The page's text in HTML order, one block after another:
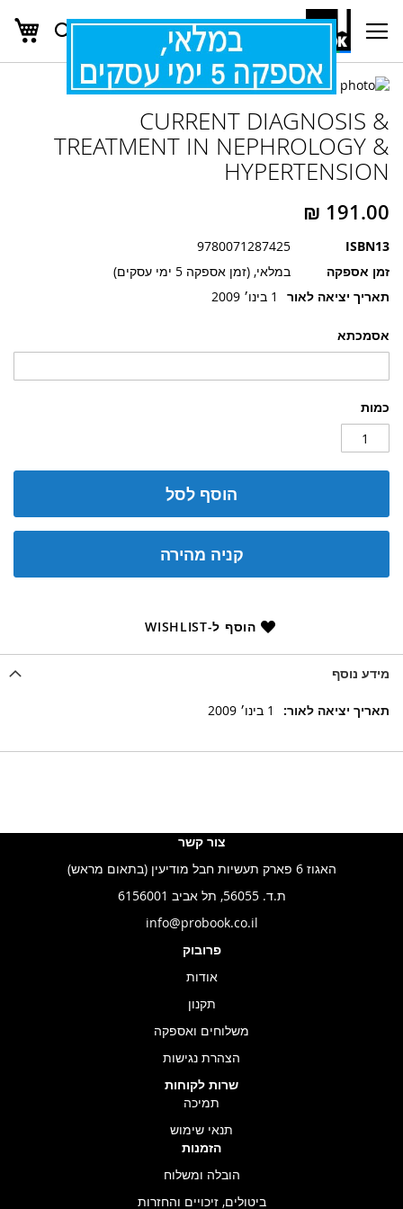
Skip
Content
חפש
אסמכתא
כמות
הוסף לסל
קניה מהירה
הוסף ל-WISHLIST
CURRENT DIAGNOSIS &
TREATMENT IN NEPHROLOGY &
HYPERTENSION
ISBN13
9780071287425
זמן אספקה
במלאי, (זמן אספקה 5 ימי עסקים)
תאריך יציאה לאור
1 בינו׳ 2009
לדלג
של
גלריית
תמונות
להתחלה
של
גלריית
תמונות
מידע נוסף
מידע
1 בינו׳ 2009
צור קשר
האגוז 6 פארק תעשיות חבל מודיעין (בתאום מראש)
ת.ד. 56055, תל אביב 6156001
info@probook.co.il
פרובוק
אודות
תקנון
משלוחים ואספקה
הצהרת נגישות
שרות לקוחות
תמיכה
תנאי שימוש
הזמנות
הובלה ומשלוח
ביטולים, זיכויים והחזרות